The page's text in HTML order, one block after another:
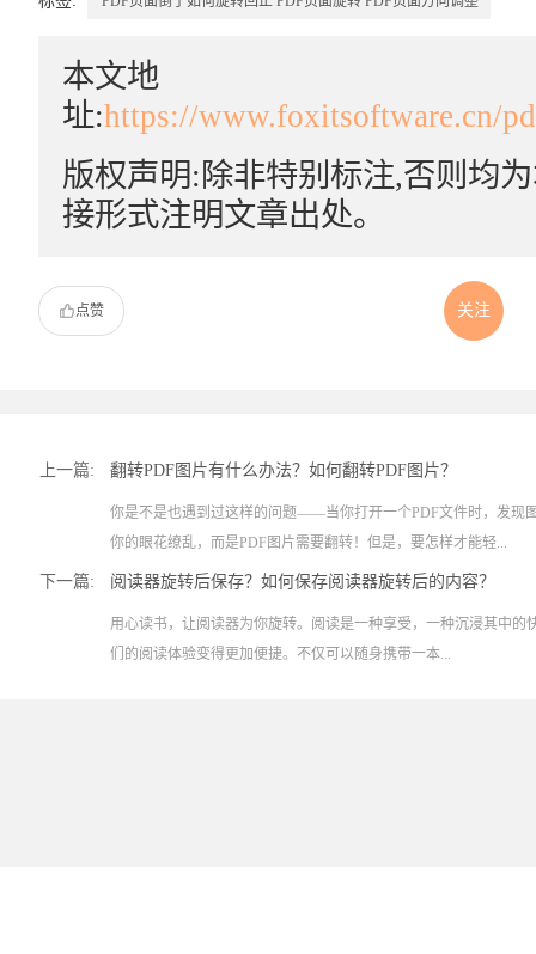
本文地
址:https://www.foxitsoftware.cn/
版权声明:除非特别标注,否则均
接形式注明文章出处。
点赞 关注
上一篇: 翻转PDF图片有什么办法？如何翻转PDF图片？
你是不是也遇到过这样的问题——当你打开一个PDF文件时，发现
你的眼花缭乱，而是PDF图片需要翻转！但是，要怎样才能轻...
下一篇: 阅读器旋转后保存？如何保存阅读器旋转后的内容？
用心读书，让阅读器为你旋转。阅读是一种享受，一种沉浸其中的
们的阅读体验变得更加便捷。不仅可以随身携带一本...